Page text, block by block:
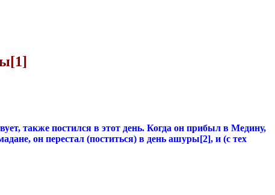
также постился в этот день. Когда он прибыл в Медину,
он перестал (поститься) в день ашуры[2], и (с тех